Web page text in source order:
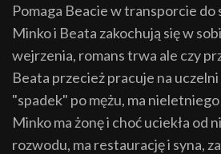
Pomaga Beacie w transporcie do
Minko i Beata zakochują się w
wejrzenia, romans trwa ale czy
Beata przecież pracuje na
"spadek" po mężu, ma nieletniego
Minko ma żonę i choć uciekła od
rozwodu, ma restaurację i syna,